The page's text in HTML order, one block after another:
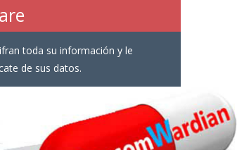
toda su información y le
de sus datos.